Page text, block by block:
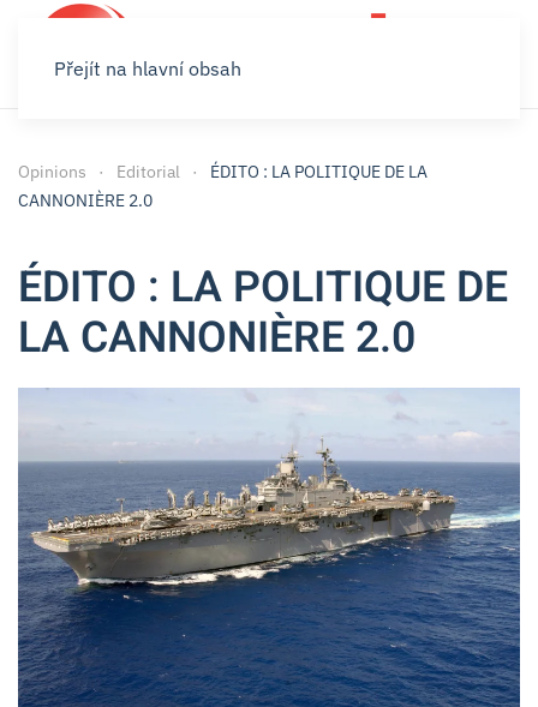
Přejít na hlavní obsah
Opinions Editorial
ÉDITO : LA POLITIQUE DE LA
CANNONIÈRE 2.0
ÉDITO : LA POLITIQUE DE
LA CANNONIÈRE 2.0